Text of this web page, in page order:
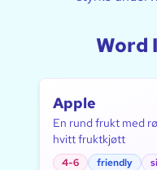
Word
Apple
En rund frukt med
hvitt fruktkjøtt
4-6 friendly